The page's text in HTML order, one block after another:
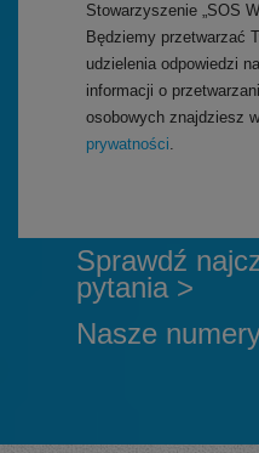
Stowarzyszenie „SOS
Będziemy przetwarzać
udzielenia odpowiedzi
informacji o
osobowych znajdziesz
prywatności.
Sprawdź
pytania >
Nasze